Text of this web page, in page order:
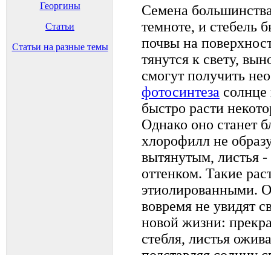
Георгины
Статьи
Статьи на разные темы
Семена
темноте, и стебель
почвы на
тянутся к свету,
смогут получить
фотосинтеза
быстро расти
Однако оно станет
хлорофилл не
вытянутым, листья
оттенком. Такие
этиолированными.
вовремя не увидят
новой жизни:
стебля, листья